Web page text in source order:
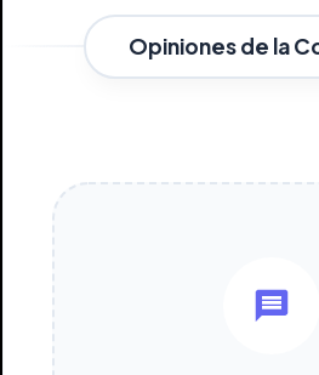
Opiniones de la